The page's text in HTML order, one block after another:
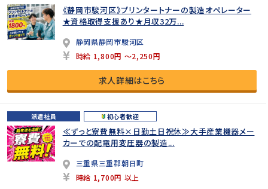
《静岡市駿河区》プリンタートナーの製造オペレーター
★資格取得支援あり★月収32万...
静岡県静岡市駿河区
時給 1,800円 ～2,250円
求人詳細はこちら
派遣社員 初心者歓迎
≪ずっと寮費無料×日勤土日祝休≫大手産業機器メー
カーでの配電用変圧器の製造...
三重県三重郡朝日町
時給 1,700円 以上